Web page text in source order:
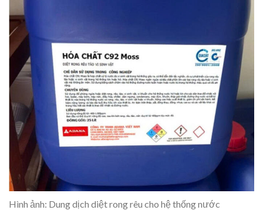
Hình ảnh: Dung dịch diệt rong rêu cho hệ thống nước